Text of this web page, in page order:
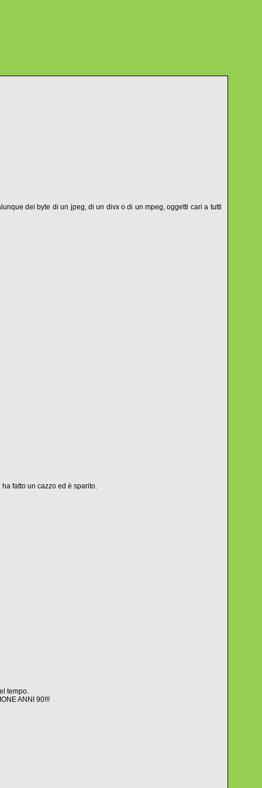
dei byte di un jpeg, di un divx o di un mpeg, oggetti cari a tutti
fatto un cazzo ed è sparito.
tempo.
ANNI 90!!!